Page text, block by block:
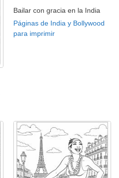
Bailar con gracia en la India
Páginas de India y Bollywood
para imprimir